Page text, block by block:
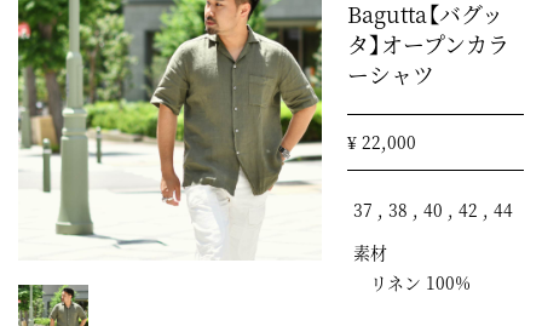
Bagutta【バグッ
タ】オープンカラ
ーシャツ
¥ 22,000
37 , 38 , 40 , 42 , 44
素材
リネン 100%